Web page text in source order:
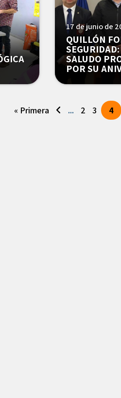
17 de junio de
QUILLÓN
SALUDO
POR SU
« Primera ... 2 3 4